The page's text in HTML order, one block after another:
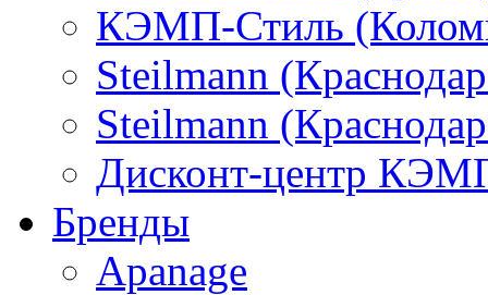
КЭМП-Стиль
Steilmann
Steilmann
Дисконт-центр
Бренды
Apanage